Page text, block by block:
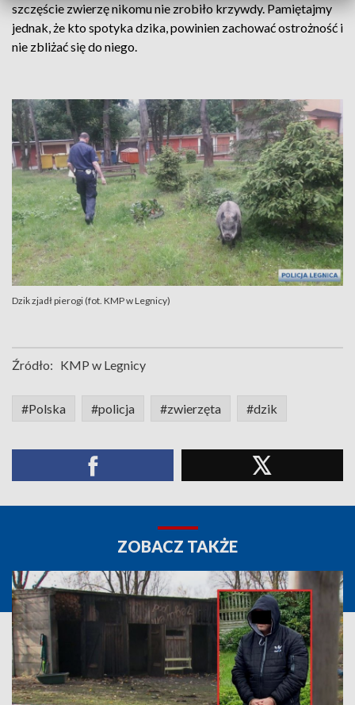
szczęście zwierzę nikomu nie zrobiło krzywdy. Pamiętajmy
jednak, że kto spotyka dzika, powinien zachować ostrożność i
nie zbliżać się do niego.
Dzik zjadł pierogi (fot. KMP w Legnicy)
Źródło: KMP w Legnicy
#Polska #policja #zwierzęta #dzik
ZOBACZ TAKŻE